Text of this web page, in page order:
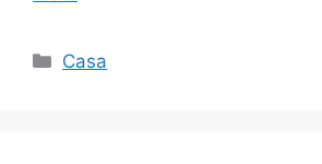
Categories
Casa